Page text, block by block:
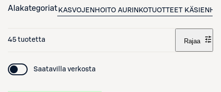
Alakategoriat KASVOJENHOITO AURINKOTUOTTEET
45 tuotetta Rajaa
Saatavilla verkosta